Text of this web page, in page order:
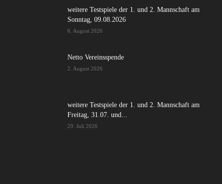
weitere Testspiele der 1. und 2. Mannschaft am
Sonntag, 09.08.2026
6. August 2026
Netto Vereinsspende
2. August 2026
weitere Testspiele der 1. und 2. Mannschaft am
Freitag, 31.07. und...
29. Juli 2026